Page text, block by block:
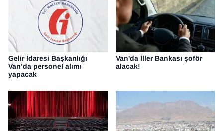
Gelir İdaresi Başkanlığı
Van’da personel alımı
yapacak
Van'da İller Bankası şoför
alacak!